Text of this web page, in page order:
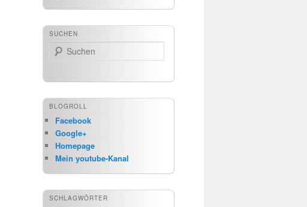
SUCHEN
Suchen
BLOGROLL
Facebook
Google+
Homepage
Mein youtube-Kanal
SCHLAGWÖRTER